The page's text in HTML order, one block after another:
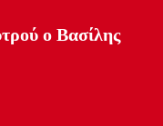
ο Βασίλης